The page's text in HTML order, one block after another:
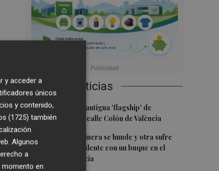
Últimas Noticias
1Oysho ocupa la antigua 'flagship' de
Nespresso en la calle Colón de València
2 Una batea clochinera se hunde y otra sufre
daños en un incidente con un buque en el
puerto de Valencia
y acceder a
únicos
y contenido,
(1725) también
Algunos
a
momento en